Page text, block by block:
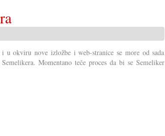
u okviru nove izložbe i web-stranice se more od sada
Momentano teče proces da bi se Semeliker